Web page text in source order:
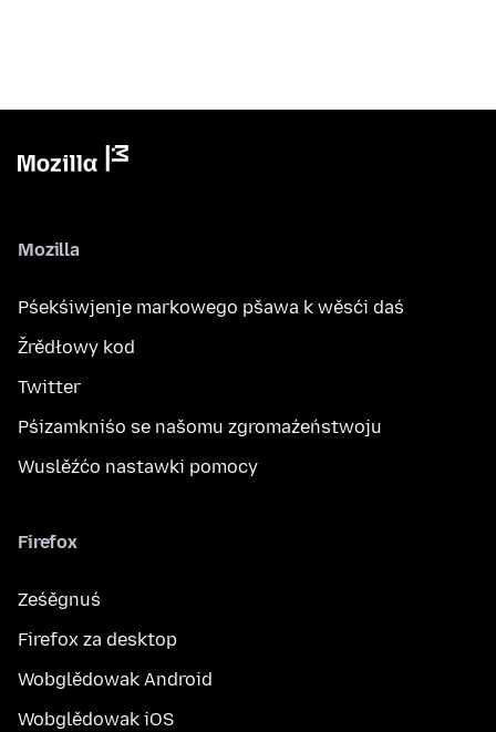
Mozilla
Pśekśiwjenje markowego pšawa k wěsći daś
Žrědłowy kod
Twitter
Pśizamkniśo se našomu zgromaźeństwoju
Wuslěźćo nastawki pomocy
Firefox
Ześěgnuś
Firefox za desktop
Wobglědowak Android
Wobglědowak iOS